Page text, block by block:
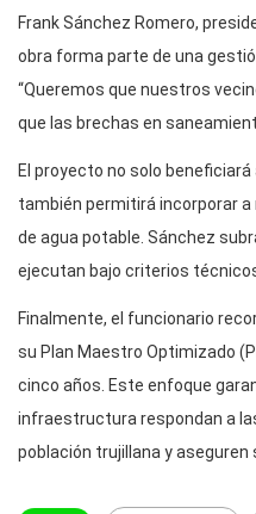
Frank Sánchez Romero,
obra forma parte de una
“Queremos que nuestros
que las brechas en
El proyecto no solo
también permitirá incorporar
de agua potable. Sánchez
ejecutan bajo criterios
Finalmente, el funcionario
su Plan Maestro Optimizado
cinco años. Este enfoque
infraestructura respondan a
población trujillana y aseguren